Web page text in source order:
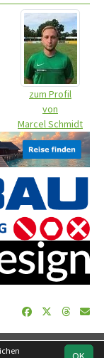
zum Profil
von
Marcel Schmidt